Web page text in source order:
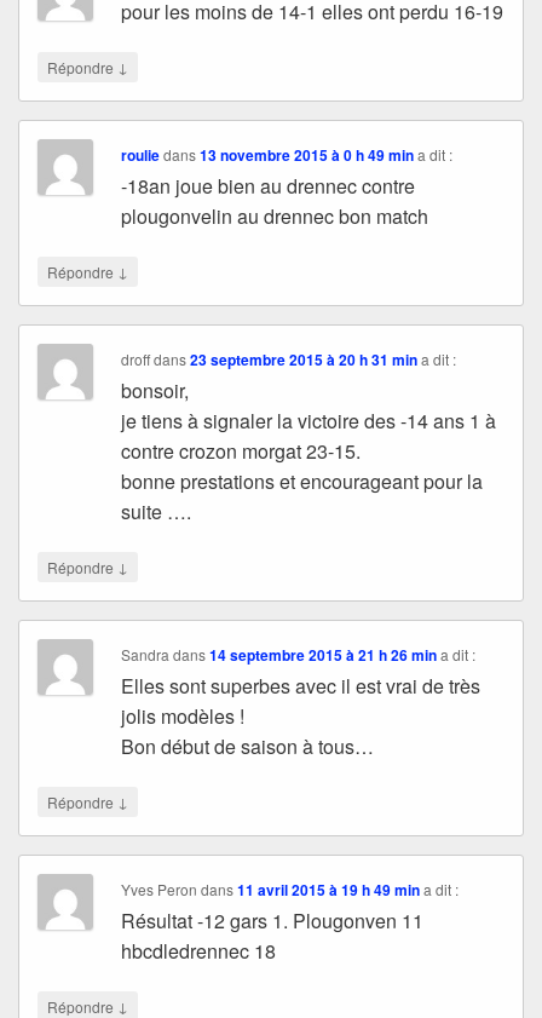
pour les moins de 14-1 elles ont perdu 16-19
Répondre ↓
rouliedans13 novembre 2015 à 0 h 49 min a dit :
-18an joue bien au drennec contre
plougonvelin au drennec bon match
Répondre ↓
droffdans23 septembre 2015 à 20 h 31 min a dit :
bonsoir,
je tiens à signaler la victoire des -14 ans 1 à
contre crozon morgat 23-15.
bonne prestations et encourageant pour la
suite ….
Répondre ↓
Sandra dans14 septembre 2015 à 21 h 26 min a dit :
Elles sont superbes avec il est vrai de très
jolis modèles !
Bon début de saison à tous…
Répondre ↓
Yves Peron dans11 avril 2015 à 19 h 49 min a dit :
Résultat -12 gars 1. Plougonven 11
hbcdledrennec 18
Répondre ↓